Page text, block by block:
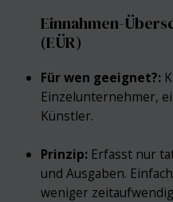
Einnahmen-
(EÜR)
Für wen geeignet?:
Einzelunternehmer,
Künstler.
Prinzip: Erfasst nur
und Ausgaben.
weniger